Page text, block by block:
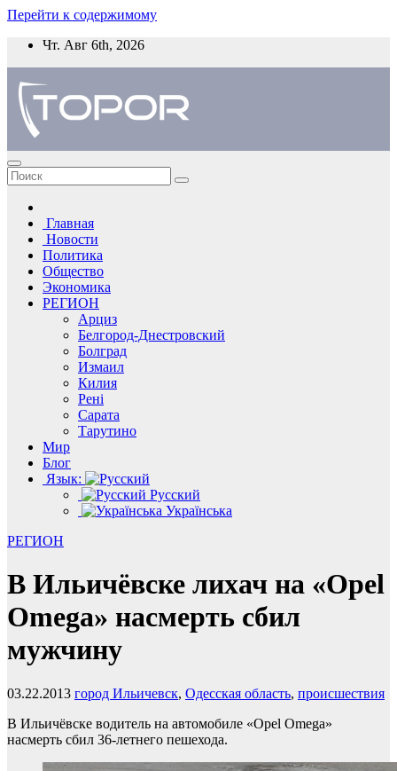
Перейти к содержимому
Чт. Авг 6th, 2026
Главная
Новости
Политика
Общество
Экономика
РЕГИОН
Арциз
Белгород-Днестровский
Болград
Измаил
Килия
Рені
Сарата
Тарутино
Мир
Блог
Язык:
Русский
Українська
РЕГИОН
В Ильичёвске лихач на «Opel
Omega» насмерть сбил
мужчину
03.22.2013 город Ильичевск, Одесская область, происшествия
В Ильичёвске водитель на автомобиле «Opel Omega»
насмерть сбил 36-летнего пешехода.